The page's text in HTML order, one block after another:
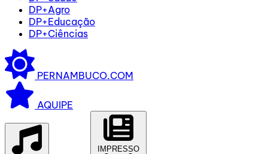
DP+Agro
DP+Educação
DP+Ciências
PERNAMBUCO.COM
AQUIPE
IMPRESSO